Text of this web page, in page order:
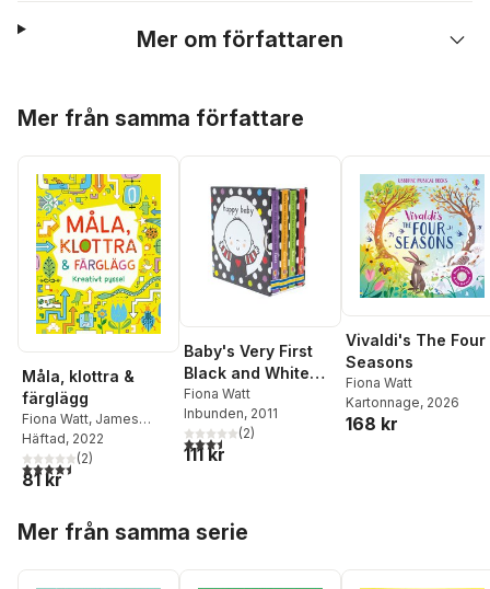
Mer om författaren
Mer från samma författare
Måla, klottra &
färglägg
Fiona Watt, James
Maclaine
Häftad, 2022
4,5utav 5 stjärnor. Totalt antal röster:
(2)
81 kr
Baby's Very First
Black and White
Little Library
Fiona Watt
Inbunden, 2011
3,5utav 5 stjärnor. Totalt antal röster:
(2)
111 kr
Vivaldi's The Four
Seasons
Fiona Watt
Kartonnage, 2026
168 kr
Mer från samma serie